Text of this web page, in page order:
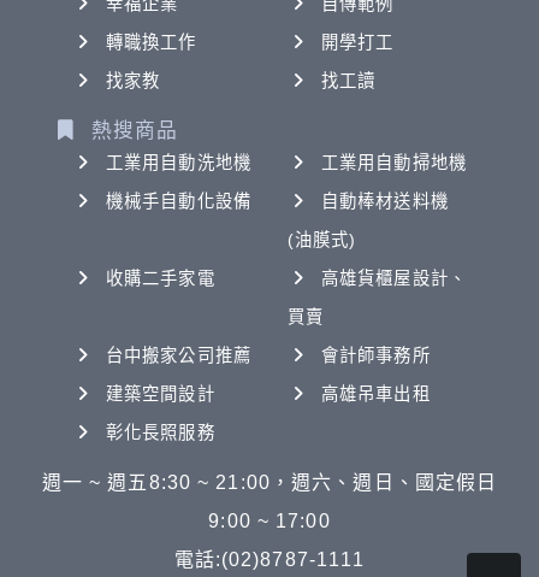
轉職換工作
開學打工
找家教
找工讀
熱搜商品
工業用自動洗地機
工業用自動掃地機
機械手自動化設備
自動棒材送料機
(油膜式)
收購二手家電
高雄貨櫃屋設計、
買賣
台中搬家公司推薦
會計師事務所
建築空間設計
高雄吊車出租
彰化長照服務
週一 ~ 週五8:30 ~ 21:00，週六、週日、國定假日
9:00 ~ 17:00
電話:(02)8787-1111